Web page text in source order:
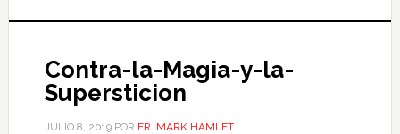
Contra-la-Magia-y-la-
Supersticion
JULIO 8, 2019POR FR. MARK HAMLET